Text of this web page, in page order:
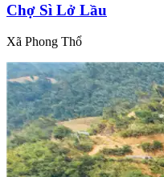
Chợ Sì Lở Lầu
Xã Phong Thổ